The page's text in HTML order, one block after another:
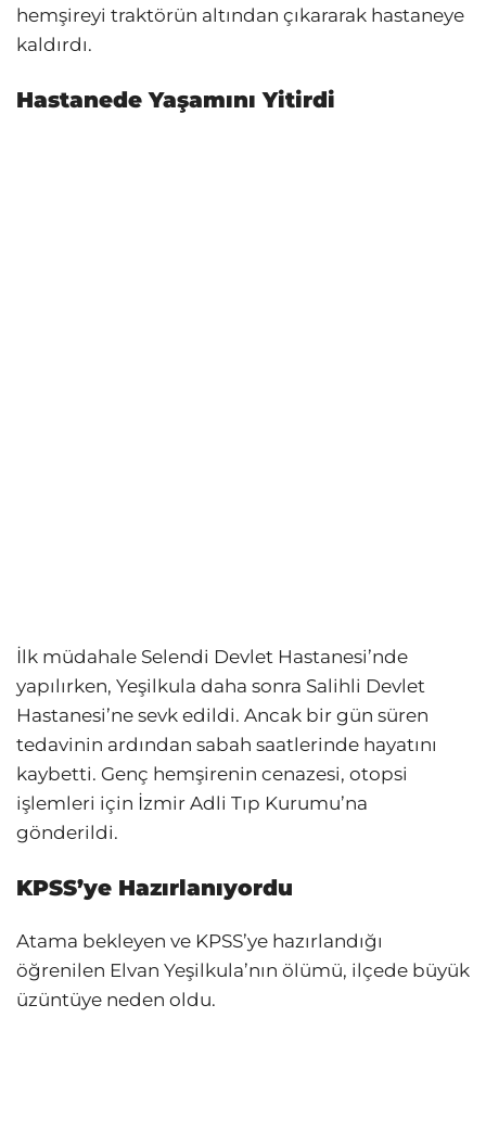
hemşireyi traktörün altından çıkararak hastaneye
kaldırdı.
Hastanede Yaşamını Yitirdi
İlk müdahale Selendi Devlet Hastanesi’nde
yapılırken, Yeşilkula daha sonra Salihli Devlet
Hastanesi’ne sevk edildi. Ancak bir gün süren
tedavinin ardından sabah saatlerinde hayatını
kaybetti. Genç hemşirenin cenazesi, otopsi
işlemleri için İzmir Adli Tıp Kurumu’na
gönderildi.
KPSS’ye Hazırlanıyordu
Atama bekleyen ve KPSS’ye hazırlandığı
öğrenilen Elvan Yeşilkula’nın ölümü, ilçede büyük
üzüntüye neden oldu.